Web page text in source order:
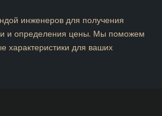
инженеров для получения
и определения цены. Мы поможем
характеристики для ваших